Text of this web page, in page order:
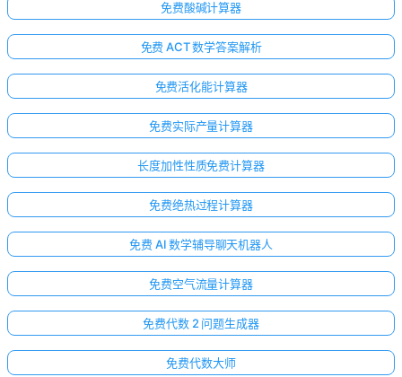
免费酸碱计算器
免费 ACT 数学答案解析
免费活化能计算器
免费实际产量计算器
长度加性性质免费计算器
免费绝热过程计算器
免费 AI 数学辅导聊天机器人
免费空气流量计算器
免费代数 2 问题生成器
免费代数大师